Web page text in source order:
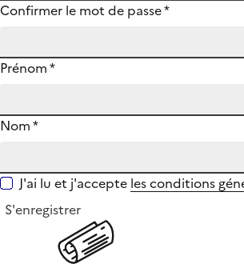
Confirmer le mot de passe*
Prénom*
Nom*
J'ai lu et j'accepte les conditions
S'enregistrer